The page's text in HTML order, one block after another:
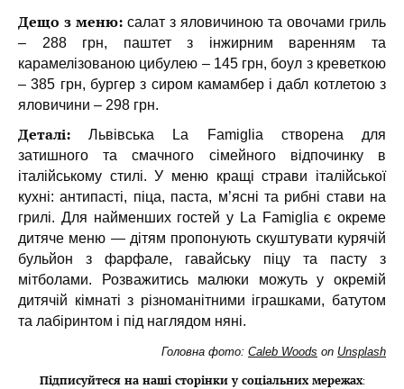
Дещо з меню: салат з яловичиною та овочами гриль
– 288 грн, паштет з інжирним варенням та
карамелізованою цибулею – 145 грн, боул з креветкою
– 385 грн, бургер з сиром камамбер і дабл котлетою з
яловичини – 298 грн.
Деталі: Львівська La Famiglia створена для
затишного та смачного сімейного відпочинку в
італійському стилі. У меню кращі страви італійської
кухні: антипасті, піца, паста, м’ясні та рибні стави на
грилі. Для найменших гостей у La Famiglia є окреме
дитяче меню — дітям пропонують скуштувати курячій
бульйон з фарфале, гавайську піцу та пасту з
мітболами. Розважитись малюки можуть у окремій
дитячій кімнаті з різноманітними іграшками, батутом
та лабіринтом і під наглядом няні.
Головна фото: Caleb Woods on Unsplash
Підписуйтеся на наші сторінки у соціальних мережах: